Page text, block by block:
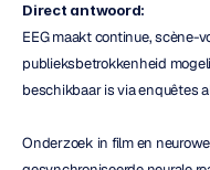
Direct antwoord:
EEG maakt continue, scène-
publieksbetrokkenheid
beschikbaar is via enquêtes
Onderzoek in film en